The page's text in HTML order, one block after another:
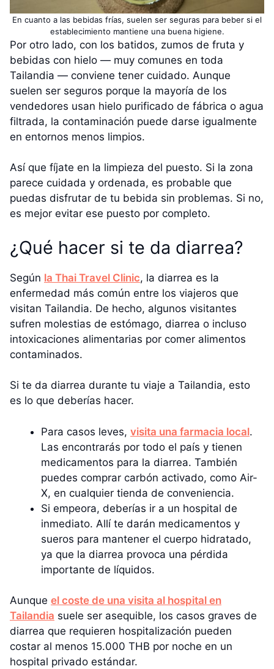
En cuanto a las bebidas frías, suelen ser seguras para beber si el
establecimiento mantiene una buena higiene.
Por otro lado, con los batidos, zumos de fruta y
bebidas con hielo — muy comunes en toda
Tailandia — conviene tener cuidado. Aunque
suelen ser seguros porque la mayoría de los
vendedores usan hielo purificado de fábrica o agua
filtrada, la contaminación puede darse igualmente
en entornos menos limpios.
Así que fíjate en la limpieza del puesto. Si la zona
parece cuidada y ordenada, es probable que
puedas disfrutar de tu bebida sin problemas. Si no,
es mejor evitar ese puesto por completo.
¿Qué hacer si te da diarrea?
Según la Thai Travel Clinic, la diarrea es la
enfermedad más común entre los viajeros que
visitan Tailandia. De hecho, algunos visitantes
sufren molestias de estómago, diarrea o incluso
intoxicaciones alimentarias por comer alimentos
contaminados.
Si te da diarrea durante tu viaje a Tailandia, esto
es lo que deberías hacer.
Para casos leves, visita una farmacia local.
Las encontrarás por todo el país y tienen
medicamentos para la diarrea. También
puedes comprar carbón activado, como Air-
X, en cualquier tienda de conveniencia.
Si empeora, deberías ir a un hospital de
inmediato. Allí te darán medicamentos y
sueros para mantener el cuerpo hidratado,
ya que la diarrea provoca una pérdida
importante de líquidos.
Aunque el coste de una visita al hospital en
Tailandia suele ser asequible, los casos graves de
diarrea que requieren hospitalización pueden
costar al menos 15.000 THB por noche en un
hospital privado estándar.